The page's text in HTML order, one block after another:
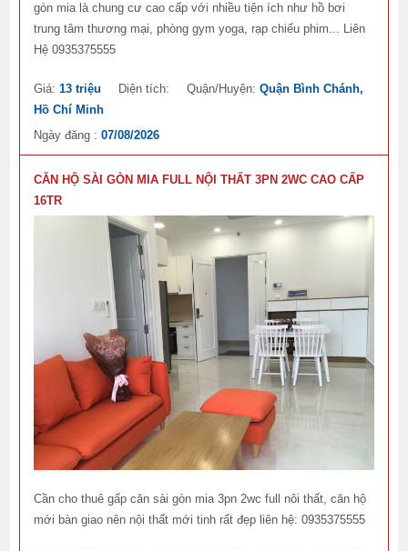
gòn mia là chung cư cao cấp với nhiều tiện ích như hồ bơi
trung tâm thương mại, phòng gym yoga, rạp chiếu phim... Liên
Hệ 0935375555
Giá:13 triệu Diện tích: Quận/Huyện:Quận Bình Chánh,
Hồ Chí Minh
Ngày đăng :07/08/2026
CĂN HỘ SÀI GÒN MIA FULL NỘI THẤT 3PN 2WC CAO CẤP
16TR
Cần cho thuê gấp căn sài gòn mia 3pn 2wc full nôi thất, căn hộ
mới bàn giao nên nội thất mới tinh rất đẹp liên hệ: 0935375555